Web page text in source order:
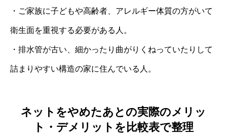
・ご家族に子どもや高齢者、アレルギー体質の方がいて
衛生面を重視する必要がある人。
・排水管が古い、細かったり曲がりくねっていたりして
詰まりやすい構造の家に住んでいる人。
ネットをやめたあとの実際のメリッ
ト・デメリットを比較表で整理